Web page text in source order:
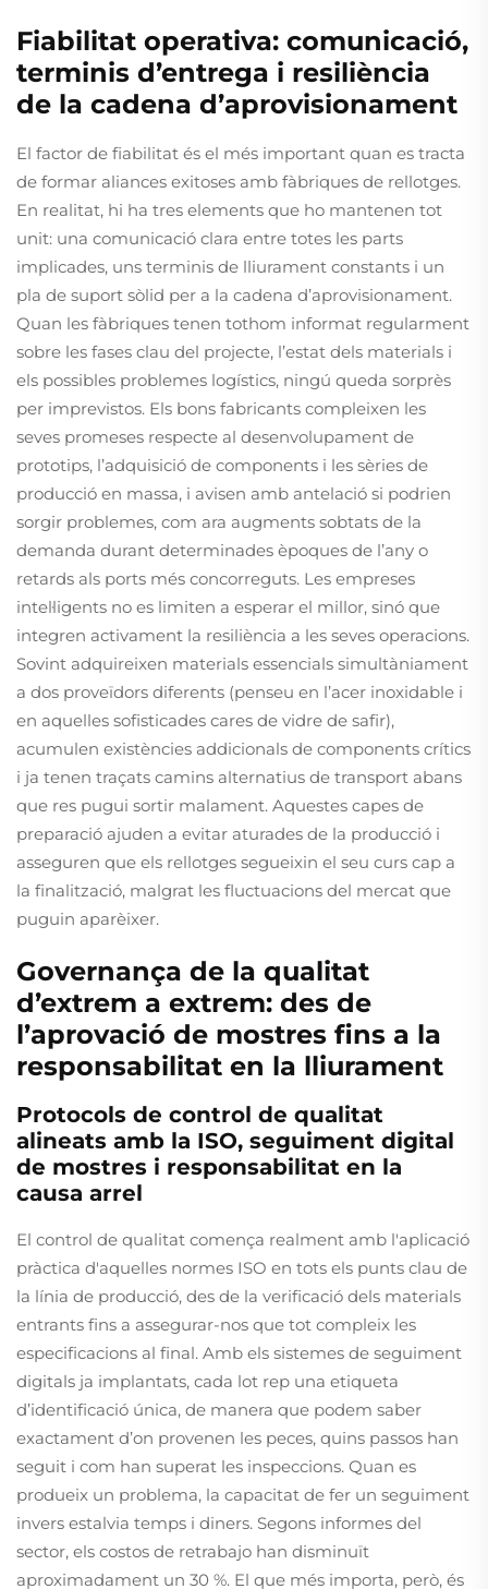
Fiabilitat operativa: comunicació,
terminis d’entrega i resiliència
de la cadena d’aprovisionament
El factor de fiabilitat és el més important quan es tracta
de formar aliances exitoses amb fàbriques de rellotges.
En realitat, hi ha tres elements que ho mantenen tot
unit: una comunicació clara entre totes les parts
implicades, uns terminis de lliurament constants i un
pla de suport sòlid per a la cadena d’aprovisionament.
Quan les fàbriques tenen tothom informat regularment
sobre les fases clau del projecte, l’estat dels materials i
els possibles problemes logístics, ningú queda sorprès
per imprevistos. Els bons fabricants compleixen les
seves promeses respecte al desenvolupament de
prototips, l’adquisició de components i les sèries de
producció en massa, i avisen amb antelació si podrien
sorgir problemes, com ara augments sobtats de la
demanda durant determinades èpoques de l’any o
retards als ports més concorreguts. Les empreses
intel·ligents no es limiten a esperar el millor, sinó que
integren activament la resiliència a les seves operacions.
Sovint adquireixen materials essencials simultàniament
a dos proveïdors diferents (penseu en l’acer inoxidable i
en aquelles sofisticades cares de vidre de safir),
acumulen existències addicionals de components crítics
i ja tenen traçats camins alternatius de transport abans
que res pugui sortir malament. Aquestes capes de
preparació ajuden a evitar aturades de la producció i
asseguren que els rellotges segueixin el seu curs cap a
la finalització, malgrat les fluctuacions del mercat que
puguin aparèixer.
Governança de la qualitat
d’extrem a extrem: des de
l’aprovació de mostres fins a la
responsabilitat en la lliurament
Protocols de control de qualitat
alineats amb la ISO, seguiment digital
de mostres i responsabilitat en la
causa arrel
El control de qualitat comença realment amb l'aplicació
pràctica d'aquelles normes ISO en tots els punts clau de
la línia de producció, des de la verificació dels materials
entrants fins a assegurar-nos que tot compleix les
especificacions al final. Amb els sistemes de seguiment
digitals ja implantats, cada lot rep una etiqueta
d’identificació única, de manera que podem saber
exactament d’on provenen les peces, quins passos han
seguit i com han superat les inspeccions. Quan es
produeix un problema, la capacitat de fer un seguiment
invers estalvia temps i diners. Segons informes del
sector, els costos de retrabajo han disminuït
aproximadament un 30 %. El que més importa, però, és